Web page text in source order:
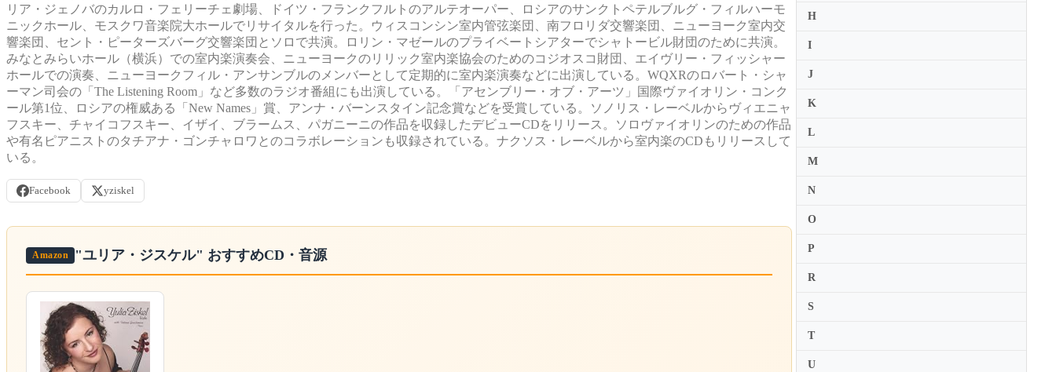
リア・ジェノバのカルロ・フェリーチェ劇場、ドイツ・フランクフルトのアルテオーパー、ロシアのサンクトペテルブルグ・フィルハーモ
ニックホール、モスクワ音楽院大ホールでリサイタルを行った。ウィスコンシン室内管弦楽団、南フロリダ交響楽団、ニューヨーク室内交
響楽団、セント・ピーターズバーグ交響楽団とソロで共演。ロリン・マゼールのプライベートシアターでシャトービル財団のために共演。
みなとみらいホール（横浜）での室内楽演奏会、ニューヨークのリリック室内楽協会のためのコジオスコ財団、エイヴリー・フィッシャー
ホールでの演奏、ニューヨークフィル・アンサンブルのメンバーとして定期的に室内楽演奏などに出演している。WQXRのロバート・シャ
ーマン司会の「The Listening Room」など多数のラジオ番組にも出演している。「アセンブリー・オブ・アーツ」国際ヴァイオリン・コンク
ール第1位、ロシアの権威ある「New Names」賞、アンナ・バーンスタイン記念賞などを受賞している。ソノリス・レーベルからヴィエニャ
フスキー、チャイコフスキー、イザイ、ブラームス、パガニーニの作品を収録したデビューCDをリリース。ソロヴァイオリンのための作品
や有名ピアニストのタチアナ・ゴンチャロワとのコラボレーションも収録されている。ナクソス・レーベルから室内楽のCDもリリースして
いる。
Facebook yziskel
Amazon "ユリア・ジスケル" おすすめCD・音源
H
I
J
K
L
M
N
O
P
R
S
T
U